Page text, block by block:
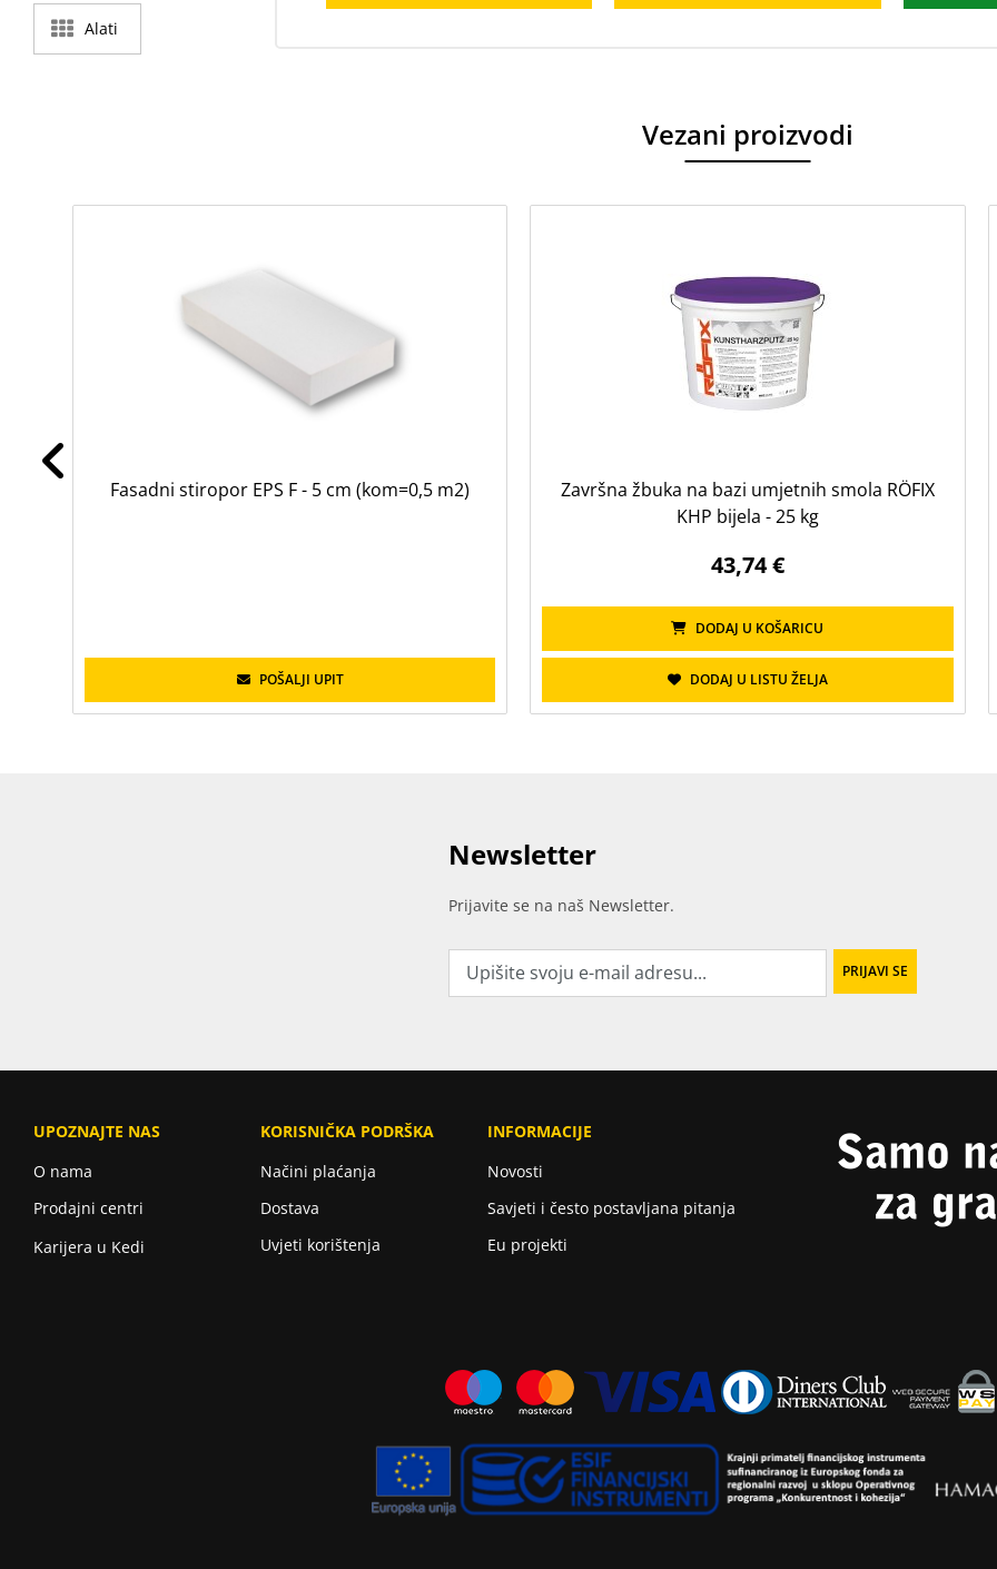
Alati
Vezani proizvodi
Fasadni stiropor EPS F - 5 cm (kom=0,5 m2)
POŠALJI UPIT
Završna žbuka na bazi umjetnih smola RÖFIX
KHP bijela - 25 kg
43,74 €
DODAJ U KOŠARICU
DODAJ U LISTU ŽELJA
Newsletter
Prijavite se na naš Newsletter.
UPOZNAJTE NAS
O nama
Prodajni centri
Karijera u Kedi
KORISNIČKA PODRŠKA
Načini plaćanja
Dostava
Uvjeti korištenja
INFORMACIJE
Novosti
Savjeti i često postavljana pitanja
Eu projekti